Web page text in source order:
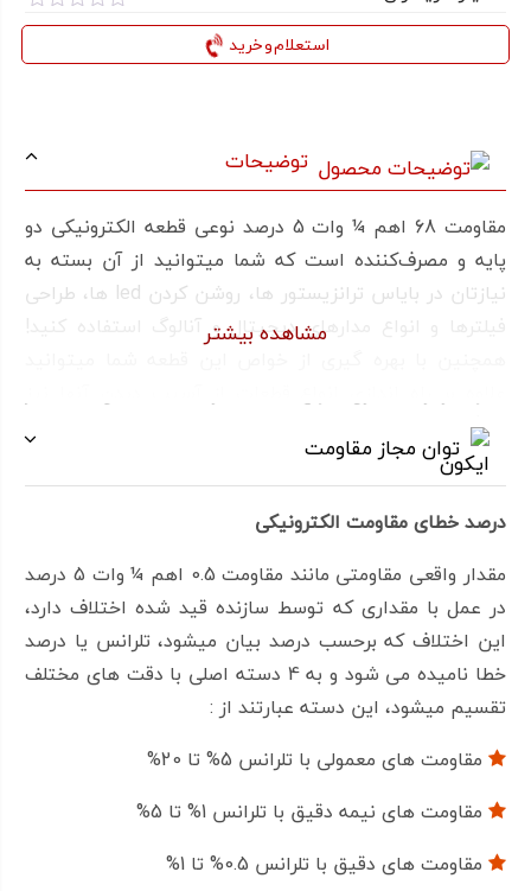
امتیاز
از
استعلام و خرید
توضیحات
مقاومت 68 اهم ¼ وات 5 درصد نوعی قطعه الکترونیکی دو
پایه و مصرف‌کننده است که شما میتوانید از آن بسته به
نیازتان در بایاس ترانزیستور ها، روشن کردن led ها، طراحی
فیلترها و انواع مدارهای دیجیتال و آنالوگ استفاده کنید!
جلوگیری کنید!
کاربرد مقاومت 68 اهم ¼ وات 5 درصد
مشاهده بیشتر
توان مجاز مقاومت
درصد خطای مقاومت الکترونیکی
مقدار واقعی مقاومتی مانند مقاومت 0.5 اهم ¼ وات 5 درصد
در عمل با مقداری که توسط سازنده قید شده اختلاف دارد،
این اختلاف که برحسب درصد بیان میشود، تلرانس یا درصد
خطا نامیده می شود و به 4 دسته اصلی با دقت های مختلف
تقسیم میشود، این دسته عبارتند از :
مقاومت های معمولی با تلرانس 5% تا 20%
مقاومت های نیمه دقیق با تلرانس 1% تا 5%
مقاومت های دقیق با تلرانس 0.5% تا 1%